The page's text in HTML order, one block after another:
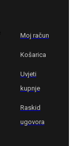
Moj račun
Košarica
Uvjeti
kupnje
Raskid
ugovora